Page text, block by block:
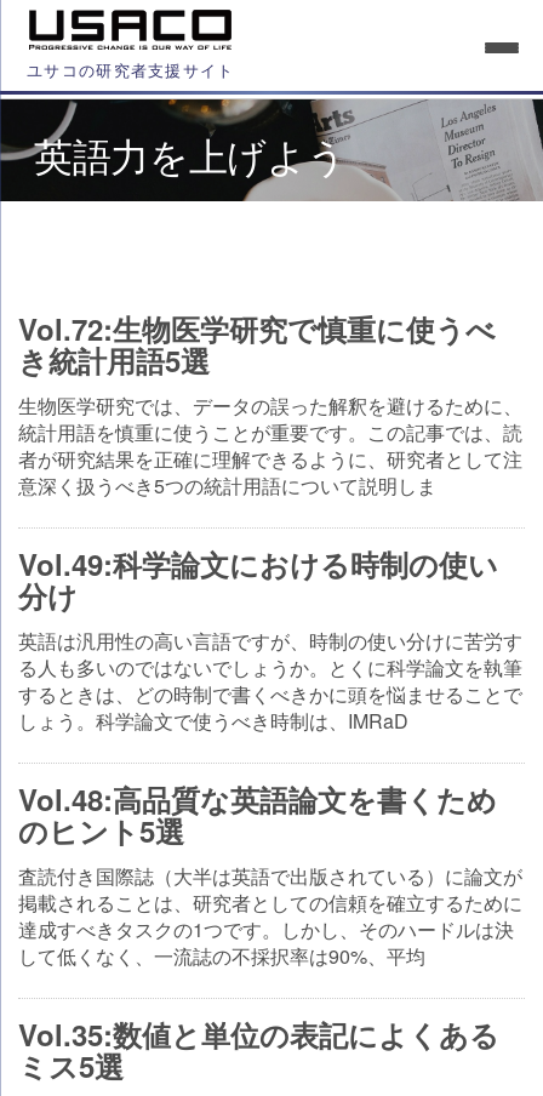
ユサコの研究者支援サイト
英語力を上げよう
Vol.72:生物医学研究で慎重に使うべ
き統計用語5選
生物医学研究では、データの誤った解釈を避けるために、
統計用語を慎重に使うことが重要です。この記事では、読
者が研究結果を正確に理解できるように、研究者として注
意深く扱うべき5つの統計用語について説明しま
Vol.49:科学論文における時制の使い
分け
英語は汎用性の高い言語ですが、時制の使い分けに苦労す
る人も多いのではないでしょうか。とくに科学論文を執筆
するときは、どの時制で書くべきかに頭を悩ませることで
しょう。科学論文で使うべき時制は、IMRaD
Vol.48:高品質な英語論文を書くため
のヒント5選
査読付き国際誌（大半は英語で出版されている）に論文が
掲載されることは、研究者としての信頼を確立するために
達成すべきタスクの1つです。しかし、そのハードルは決
して低くなく、一流誌の不採択率は90%、平均
Vol.35:数値と単位の表記によくある
ミス5選